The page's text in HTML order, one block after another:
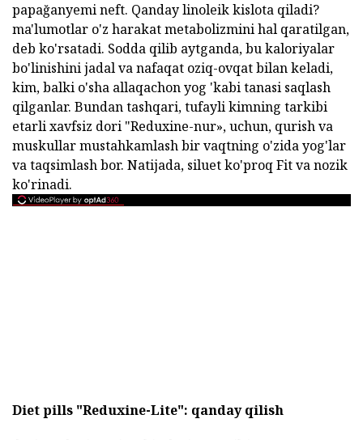
papağanyemi neft. Qanday linoleik kislota qiladi?
ma'lumotlar o'z harakat metabolizmini hal qaratilgan,
deb ko'rsatadi. Sodda qilib aytganda, bu kaloriyalar
bo'linishini jadal va nafaqat oziq-ovqat bilan keladi,
kim, balki o'sha allaqachon yog 'kabi tanasi saqlash
qilganlar. Bundan tashqari, tufayli kimning tarkibi
etarli xavfsiz dori "Reduxine-nur», uchun, qurish va
muskullar mustahkamlash bir vaqtning o'zida yog'lar
va taqsimlash bor. Natijada, siluet ko'proq Fit va nozik
ko'rinadi.
Diet pills "Reduxine-Lite": qanday qilish